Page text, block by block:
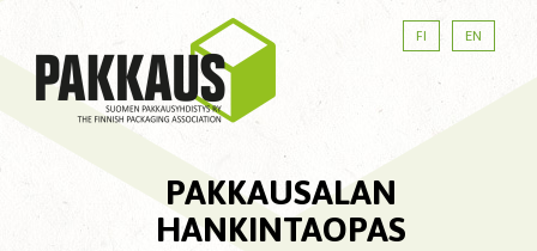
FI EN
PAKKAUSALAN
HANKINTAOPAS